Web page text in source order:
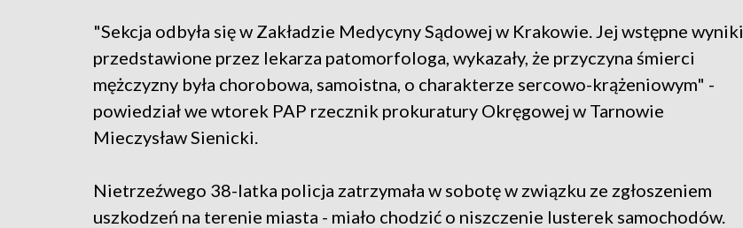
"Sekcja odbyła się w Zakładzie Medycyny Sądowej w Krakowie. Jej wstępne wyniki,
przedstawione przez lekarza patomorfologa, wykazały, że przyczyna śmierci
mężczyzny była chorobowa, samoistna, o charakterze sercowo-krążeniowym" -
powiedział we wtorek PAP rzecznik prokuratury Okręgowej w Tarnowie
Mieczysław Sienicki.
Nietrzeźwego 38-latka policja zatrzymała w sobotę w związku ze zgłoszeniem
uszkodzeń na terenie miasta - miało chodzić o niszczenie lusterek samochodów.